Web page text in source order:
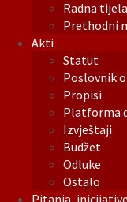
Radna tijela
Prethodni
Akti
Statut
Poslovnik
Propisi
Platforma
Izvještaji
Budžet
Odluke
Ostalo